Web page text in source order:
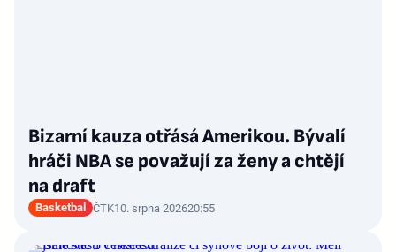
Bizarní kauza otřásá Amerikou. Bývalí
hráči NBA se považují za ženy a chtějí
na draft
Basketbal ČTK10. srpna 202620:55